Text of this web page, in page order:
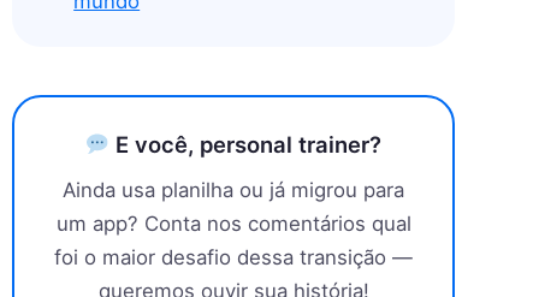
E você, personal trainer?
Ainda usa planilha ou já migrou para
um app? Conta nos comentários qual
foi o maior desafio dessa transição —
queremos ouvir sua história!